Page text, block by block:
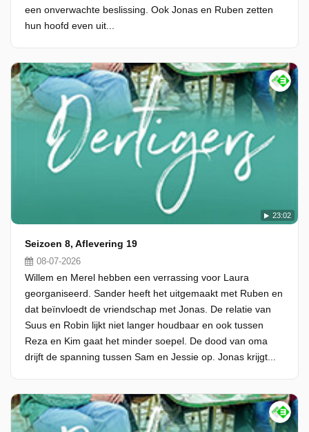
een onverwachte beslissing. Ook Jonas en Ruben zetten
hun hoofd even uit...
23:02
Seizoen 8, Aflevering 19
08-07-2026
Willem en Merel hebben een verrassing voor Laura
georganiseerd. Sander heeft het uitgemaakt met Ruben en
dat beïnvloedt de vriendschap met Jonas. De relatie van
Suus en Robin lijkt niet langer houdbaar en ook tussen
Reza en Kim gaat het minder soepel. De dood van oma
drijft de spanning tussen Sam en Jessie op. Jonas krijgt...